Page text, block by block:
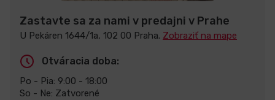
Zastavte sa za nami v predajni v Prahe
U Pekáren 1644/1a, 102 00 Praha. Zobraziť na mape
Otváracia doba:
Po - Pia: 9:00 - 18:00
So - Ne: Zatvorené